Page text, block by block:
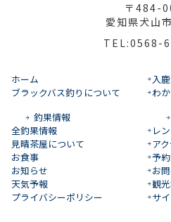
〒484-
愛知県犬山
TEL:0568-
ホーム
入
ブラックバス釣りについて
釣果情報
わ
全釣果情報
レ
見晴茶屋について
ア
お食事
予約
お知らせ
お
天気予報
観
プライバシーポリシー
サ